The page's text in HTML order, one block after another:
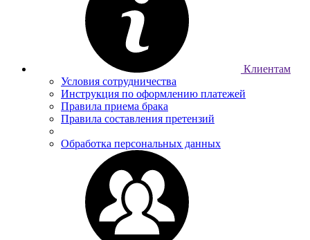
Клиентам
Условия сотрудничества
Инструкция по оформлению платежей
Правила приема брака
Правила составления претензий
Обработка персональных данных